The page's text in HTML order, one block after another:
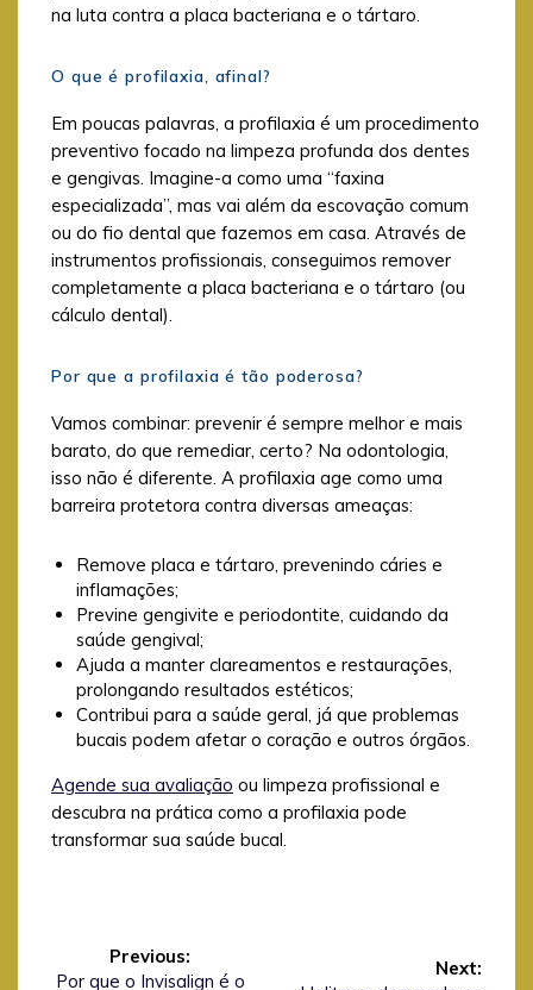
na luta contra a placa bacteriana e o tártaro.
O que é profilaxia, afinal?
Em poucas palavras, a profilaxia é um procedimento
preventivo focado na limpeza profunda dos dentes
e gengivas. Imagine-a como uma “faxina
especializada”, mas vai além da escovação comum
ou do fio dental que fazemos em casa. Através de
instrumentos profissionais, conseguimos remover
completamente a placa bacteriana e o tártaro (ou
cálculo dental).
Por que a profilaxia é tão poderosa?
Vamos combinar: prevenir é sempre melhor e mais
barato, do que remediar, certo? Na odontologia,
isso não é diferente. A profilaxia age como uma
barreira protetora contra diversas ameaças:
Remove placa e tártaro, prevenindo cáries e
inflamações;
Previne gengivite e periodontite, cuidando da
saúde gengival;
Ajuda a manter clareamentos e restaurações,
prolongando resultados estéticos;
Contribui para a saúde geral, já que problemas
bucais podem afetar o coração e outros órgãos.
Agende sua avaliação ou limpeza profissional e
descubra na prática como a profilaxia pode
transformar sua saúde bucal.
Previous:
Previous
Por que o Invisalign é o
Next: